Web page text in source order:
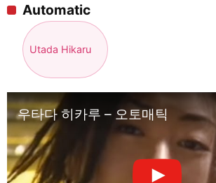
Automatic
Utada Hikaru
우타다 히카루 – 오토매틱